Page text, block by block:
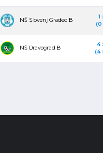
NŠ Slovenj Gradec B
1
(0
NŠ Dravograd B
4
(4